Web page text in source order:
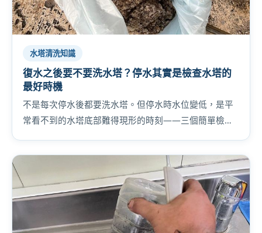
水塔清洗知識
復水之後要不要洗水塔？停水其實是檢查水塔的
最好時機
不是每次停水後都要洗水塔。但停水時水位變低，是平
常看不到的水塔底部難得現形的時刻——三個簡單檢